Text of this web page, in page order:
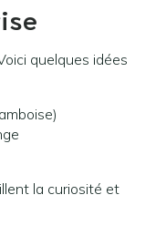
quelques idées
la curiosité et